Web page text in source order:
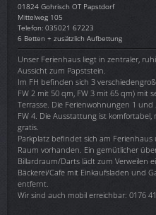
01824 Gohrisch OT Papstdorf
Mittelweg 105
Telefon: 035021 67223
6 Betten + zusätzlich Aufbettung
Unser Ferienhaus liegt in zentraler,
Aussicht zum Papststein.
Im FH befinden sich 3
FW 2 mit 50 qm, FW 3 mit 65 qm) mit
Terrasse. Die Ferienwohnungen 1
FW 4. Die Ausstattung ist komfortabel,
gratis.
Parkplatz befindet sich am
Raum vorhanden. Ein gemütlicher
Billardraum/Darts lädt zum Verweilen
Bäckerei/Cafe mit Einkaufsladen und
entfernt.
Wir sind auch mobil erreichbar: 0176